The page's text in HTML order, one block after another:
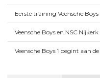
Eerste training Veensche
Veensche Boys en NSC
Veensche Boys 1 begint aan